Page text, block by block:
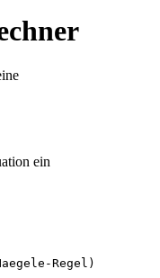
ein
Regel)